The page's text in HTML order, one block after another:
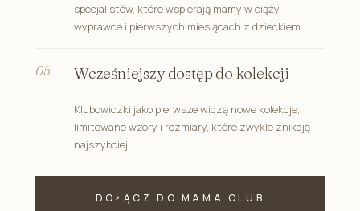
specjalistów, które wspierają mamy w ciąży,
wyprawce i pierwszych miesiącach z dzieckiem.
Wcześniejszy dostęp do kolekcji
Klubowiczki jako pierwsze widzą nowe kolekcje,
limitowane wzory i rozmiary, które zwykle znikają
najszybciej.
DOŁĄCZ DO MAMA CLUB